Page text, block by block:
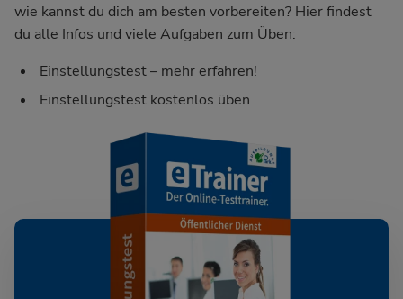
wie kannst du dich am besten vorbereiten? Hier findest
du alle Infos und viele Aufgaben zum Üben:
Einstellungstest – mehr erfahren!
Einstellungstest kostenlos üben